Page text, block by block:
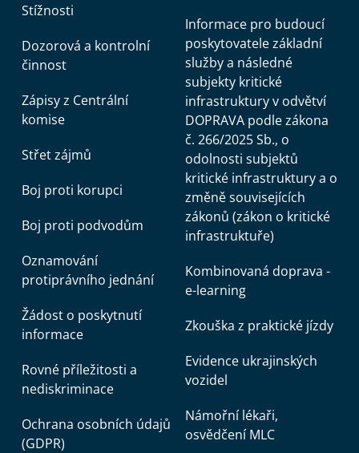
Stížnosti
Dozorová a kontrolní
činnost
Zápisy z Centrální
komise
Střet zájmů
Boj proti korupci
Boj proti podvodům
Oznamování
protiprávního jednání
Žádost o poskytnutí
informace
Rovné příležitosti a
nediskriminace
Ochrana osobních údajů
(GDPR)
Informace pro budoucí
poskytovatele základní
služby a následné
subjekty kritické
infrastruktury v odvětví
DOPRAVA podle zákona
č. 266/2025 Sb., o
odolnosti subjektů
kritické infrastruktury a o
změně souvisejících
zákonů (zákon o kritické
infrastruktuře)
Kombinovaná doprava -
e-learning
Zkouška z praktické jízdy
Evidence ukrajinských
vozidel
Námořní lékaři,
osvědčení MLC